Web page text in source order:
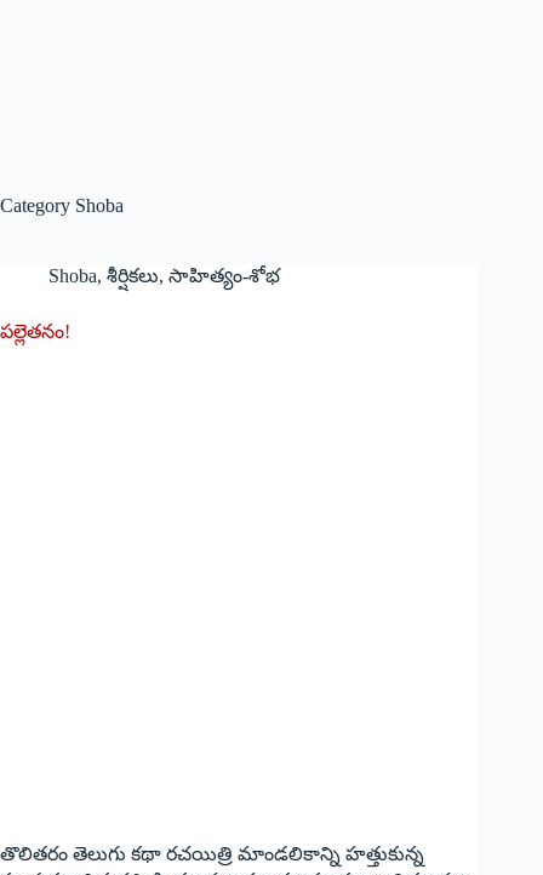
Category Shoba
Shoba, శీర్షికలు, సాహిత్యం-శోభ
పల్లెతనం!
తొలితరం తెలుగు కథా రచయిత్రి మాండలికాన్ని హత్తుకున్న